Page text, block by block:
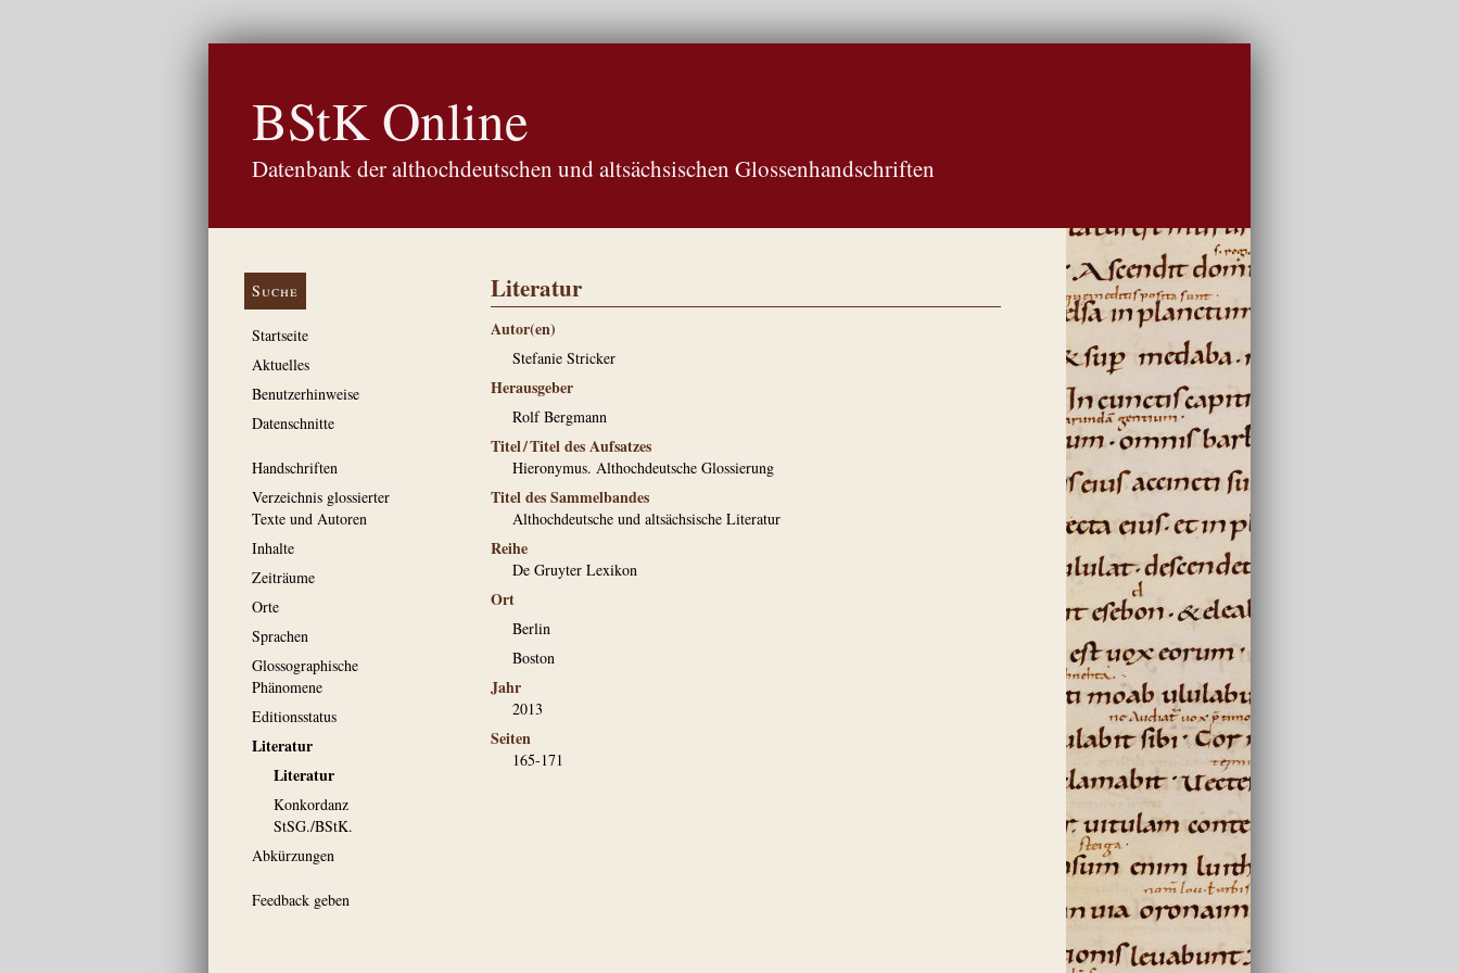
BStK Online
Datenbank der althochdeutschen und altsächsischen Glossenhandschriften
Suche
Startseite
Aktuelles
Benutzerhinweise
Datenschnitte
Handschriften
Verzeichnis glossierter
Texte und Autoren
Inhalte
Zeiträume
Orte
Sprachen
Glossographische
Phänomene
Editionsstatus
Literatur
Literatur
Konkordanz
StSG./BStK.
Abkürzungen
Feedback geben
Literatur
Autor(en)
Stefanie Stricker
Herausgeber
Rolf Bergmann
Titel / Titel des Aufsatzes
Hieronymus. Althochdeutsche Glossierung
Titel des Sammelbandes
Althochdeutsche und altsächsische Literatur
Reihe
De Gruyter Lexikon
Ort
Berlin
Boston
Jahr
2013
Seiten
165-171